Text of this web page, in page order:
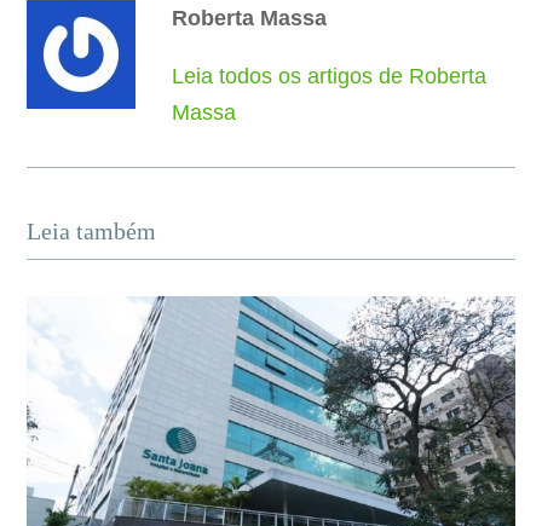
Roberta Massa
Leia todos os artigos de Roberta
Massa
Leia também